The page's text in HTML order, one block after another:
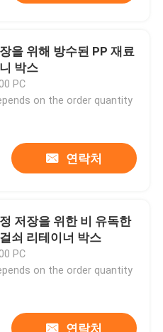
을 위해 방수된 PP 재료
박스
PC
on the order quantity
연락처
저장을 위한 비 유독한
쇠 리테이너 박스
PC
on the order quantity
연락처